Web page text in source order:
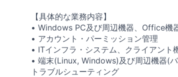
【具体的な業務内容】
• Windows PC及び周辺機器、Office機
• アカウント・パーミッション管理
• ITインフラ・システム、クライアン
• 端末(Linux, Windows)及び周辺機器(
トラブルシューティング